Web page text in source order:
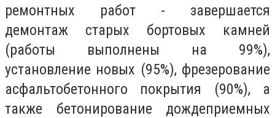
ремонтных работ - завершается
демонтаж старых бортовых камней
(работы выполнены на 99%),
установление новых (95%), фрезерование
асфальтобетонного покрытия (90%), а
также бетонирование дождеприемных